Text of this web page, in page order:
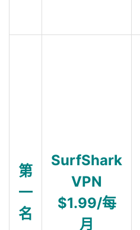
第
一
名
SurfShark
VPN
$1.99/每
月